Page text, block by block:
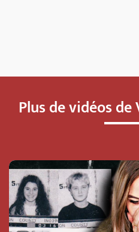
Plus de vidéos